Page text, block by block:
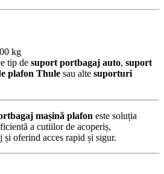
kg
tip de suport portbagaj auto, suport
plafon Thule sau alte suporturi
mașină plafon este soluția
a cutiilor de acoperiș,
oferind acces rapid și sigur.